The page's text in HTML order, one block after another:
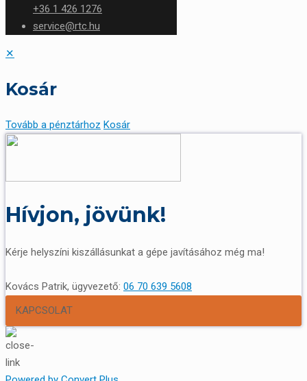
+36 1 426 1276
service@rtc.hu
✕
Kosár
Tovább a pénztárhoz Kosár
Hívjon, jövünk!
Kérje helyszíni kiszállásunkat a gépe javításához még ma!
Kovács Patrik, ügyvezető: 06 70 639 5608
KAPCSOLAT